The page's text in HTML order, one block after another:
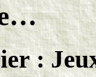
: